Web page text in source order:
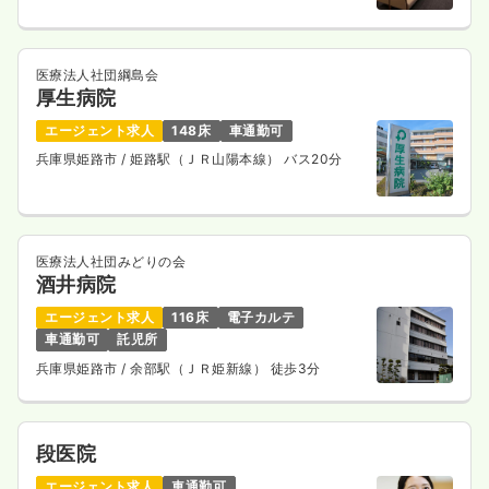
医療法人社団綱島会
厚生病院
エージェント求人 148床
車通勤可
兵庫県姫路市/ 姫路駅（ＪＲ山陽本線） バス20分
医療法人社団みどりの会
酒井病院
エージェント求人 116床
電子カルテ
車通勤可
託児所
兵庫県姫路市 / 余部駅（ＪＲ姫新線） 徒歩3分
段医院